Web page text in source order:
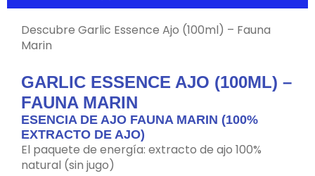
Descubre Garlic Essence Ajo (100ml) – Fauna
Marin
GARLIC ESSENCE AJO (100ML) –
FAUNA MARIN
ESENCIA DE AJO FAUNA MARIN (100%
EXTRACTO DE AJO)
El paquete de energía: extracto de ajo 100%
natural (sin jugo)